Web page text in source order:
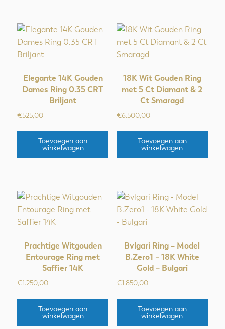
Elegante 14K Gouden
Dames Ring 0.35 CRT
Briljant
€525,00
Toevoegen aan
winkelwagen
18K Wit Gouden Ring
met 5 Ct Diamant & 2
Ct Smaragd
€6.500,00
Toevoegen aan
winkelwagen
Prachtige Witgouden
Entourage Ring met
Saffier 14K
€1.250,00
Toevoegen aan
winkelwagen
Bvlgari Ring – Model
B.Zero1 – 18K White
Gold – Bulgari
€1.850,00
Toevoegen aan
winkelwagen